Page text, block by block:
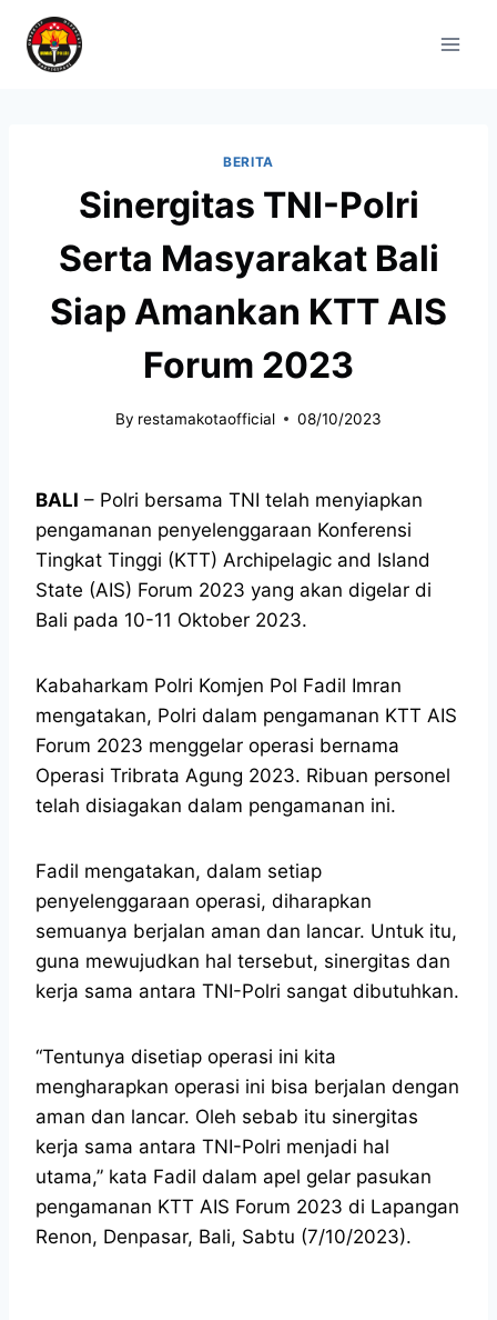
BERITA
Sinergitas TNI-Polri
Serta Masyarakat Bali
Siap Amankan KTT AIS
Forum 2023
By restamakotaofficial 08/10/2023
BALI – Polri bersama TNI telah menyiapkan
pengamanan penyelenggaraan Konferensi
Tingkat Tinggi (KTT) Archipelagic and Island
State (AIS) Forum 2023 yang akan digelar di
Bali pada 10-11 Oktober 2023.
Kabaharkam Polri Komjen Pol Fadil Imran
mengatakan, Polri dalam pengamanan KTT AIS
Forum 2023 menggelar operasi bernama
Operasi Tribrata Agung 2023. Ribuan personel
telah disiagakan dalam pengamanan ini.
Fadil mengatakan, dalam setiap
penyelenggaraan operasi, diharapkan
semuanya berjalan aman dan lancar. Untuk itu,
guna mewujudkan hal tersebut, sinergitas dan
kerja sama antara TNI-Polri sangat dibutuhkan.
“Tentunya disetiap operasi ini kita
mengharapkan operasi ini bisa berjalan dengan
aman dan lancar. Oleh sebab itu sinergitas
kerja sama antara TNI-Polri menjadi hal
utama,” kata Fadil dalam apel gelar pasukan
pengamanan KTT AIS Forum 2023 di Lapangan
Renon, Denpasar, Bali, Sabtu (7/10/2023).